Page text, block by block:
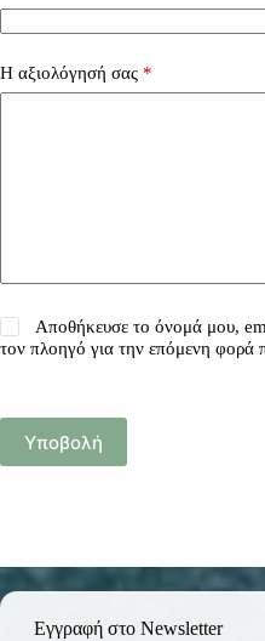
Η αξιολόγησή σας *
Αποθήκευσε το όνομά μου,
τον πλοηγό για την επόμενη φορά
Υποβολή
Εγγραφή στο Newsletter